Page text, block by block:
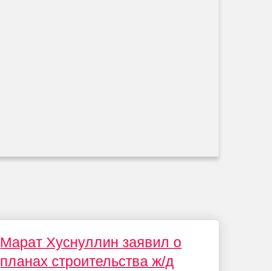
Марат Хуснуллин заявил о
планах строительства ж/д